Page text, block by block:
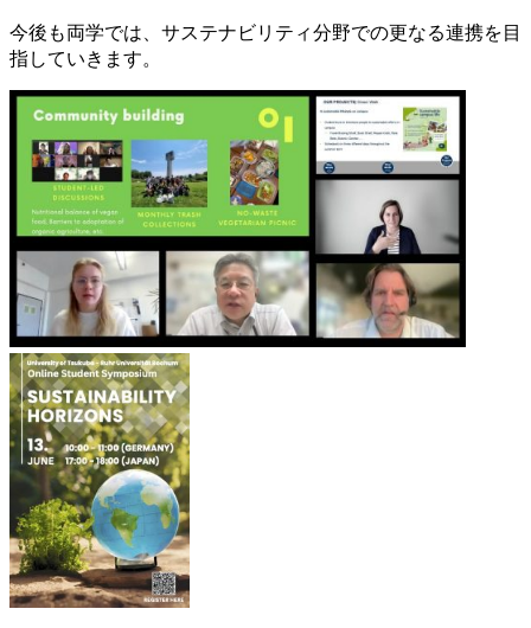
今後も両学では、サステナビリティ分野での更なる連携を目
指していきます。